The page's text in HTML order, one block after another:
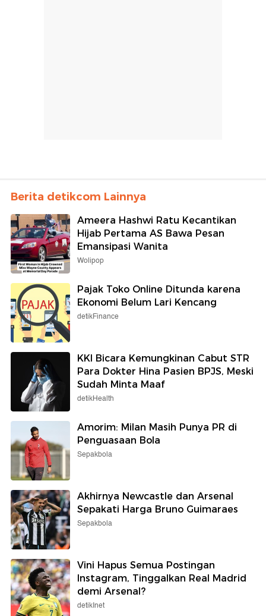
Berita detikcom Lainnya
Ameera Hashwi Ratu Kecantikan
Hijab Pertama AS Bawa Pesan
Emansipasi Wanita
Wolipop
Pajak Toko Online Ditunda karena
Ekonomi Belum Lari Kencang
detikFinance
KKI Bicara Kemungkinan Cabut STR
Para Dokter Hina Pasien BPJS, Meski
Sudah Minta Maaf
detikHealth
Amorim: Milan Masih Punya PR di
Penguasaan Bola
Sepakbola
Akhirnya Newcastle dan Arsenal
Sepakati Harga Bruno Guimaraes
Sepakbola
Vini Hapus Semua Postingan
Instagram, Tinggalkan Real Madrid
demi Arsenal?
detikInet